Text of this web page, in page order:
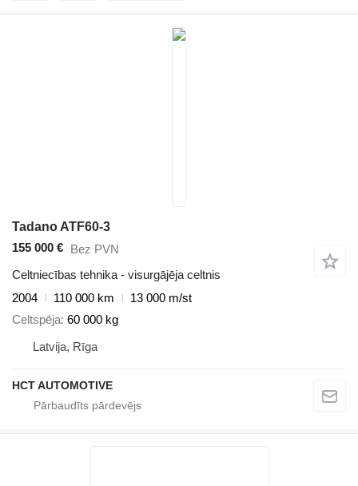
Tadano ATF60-3
155 000 € Bez PVN
Celtniecības tehnika - visurgājēja celtnis
2004
110 000 km
13 000 m/st
Celtspēja 60 000 kg
Latvija, Rīga
HCT AUTOMOTIVE